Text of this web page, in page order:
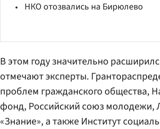
НКО отозвались на Бирюлево
В этом году значительно
отмечают эксперты.
проблем гражданского общества,
фонд, Российский союз молодежи,
«Знание», а также Институт